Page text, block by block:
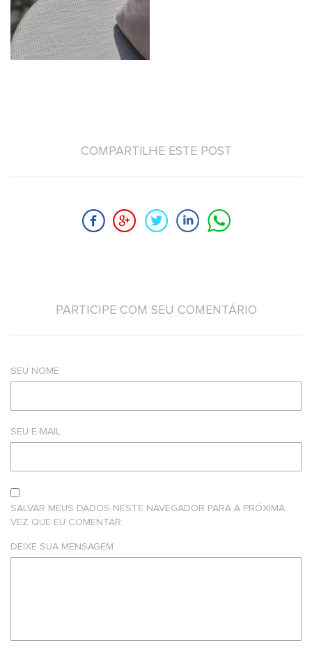
COMPARTILHE ESTE POST
PARTICIPE COM SEU COMENTÁRIO
SEU NOME
SEU E-MAIL
SALVAR MEUS DADOS NESTE NAVEGADOR PARA A PRÓXIMA
VEZ QUE EU COMENTAR.
DEIXE SUA MENSAGEM